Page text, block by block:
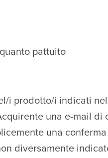
pattuito
i prodotto/i indicati
una e-mail
una
diversamente